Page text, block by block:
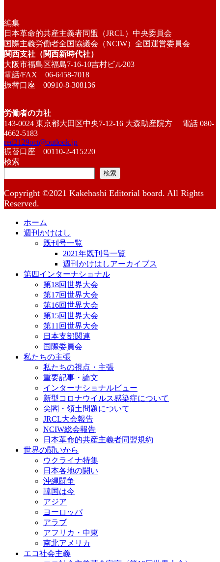
編集
日本革命的共産主義者同盟（JRCL）中央委員会
国際主義労働者全国協議会（NCIW）全国運営委員会
関西支社（関西新時代社）
大阪市福島区福島7-16-10吉村ビル203
電話/FAX 06-6458-7018
振替口座 00910-8-308136
労働者の力社
143-0024 東京都大田区中央7-12-16 大森助産院方 電話 080-
4662-5183
red2129oct@outlook.jp
振替口座 00110-2-415220
検索
検索
Copyright ©2021 Kakehashi Editorial board. All Rights
Reserved.
ホーム
週刊かけはし
既刊号一覧
2021年既刊号一覧
週刊かけはしアーカイブス
第四インターナショナル
第18回世界大会
第17回世界大会
第16回世界大会
第15回世界大会
第11回世界大会
日本支部関連
国際委員会
私たちの主張
私たちの視点・主張
重要記事・論文
インターナショナルビュー
新型コロナウイルス感染症について
尖閣・領土問題について
JRCL大会報告
NCIW総会報告
日本革命的共産主義者同盟規約
世界の闘いから
ウクライナ特集
日本各地の闘い
沖縄闘争
韓国は今
アジア
ヨーロッパ
アラブ
アフリカ・中東
南北アメリカ
エコ社会主義